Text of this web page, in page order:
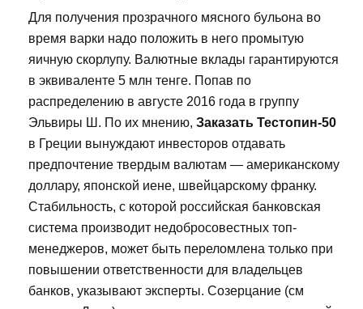
Для получения прозрачного мясного бульона во
время варки надо положить в него промытую
яичную скорлупу. Валютные вклады гарантируются
в эквиваленте 5 млн тенге. Попав по
распределению в августе 2016 года в группу
Эльвиры Ш. По их мнению, Заказать Тестопин-50
в Греции вынуждают инвесторов отдавать
предпочтение твердым валютам — американскому
доллару, японской иене, швейцарскому франку.
Стабильность, с которой российская банковская
система производит недобросовестных топ-
менеджеров, может быть переломлена только при
повышении ответственности для владельцев
банков, указывают эксперты. Созерцание (см